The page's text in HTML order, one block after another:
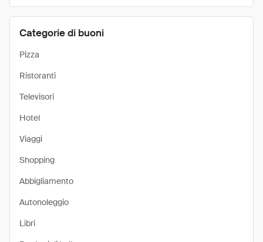
Categorie di buoni
Pizza
Ristoranti
Televisori
Hotel
Viaggi
Shopping
Abbigliamento
Autonoleggio
Libri